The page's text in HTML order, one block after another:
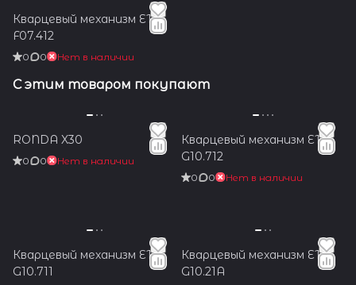
Кварцевый механизм ETA
F07.412
0 0 Нет в наличии
С этим товаром покупают
RONDA X30
0 0 Нет в наличии
Кварцевый механизм ETA
G10.712
0 0 Нет в наличии
Кварцевый механизм ETA
G10.711
Кварцевый механизм ETA
G10.21A